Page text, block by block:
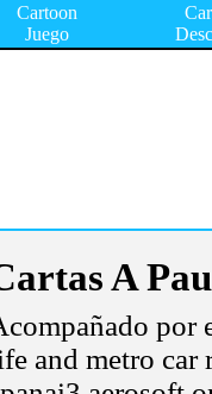
Cartoon
Juego
A
por
and metro car